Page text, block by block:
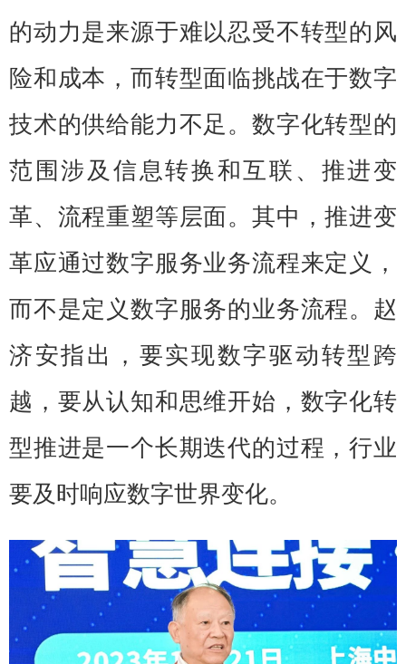
的动力是来源于难以忍受不转型的风
险和成本，而转型面临挑战在于数字
技术的供给能力不足。数字化转型的
范围涉及信息转换和互联、推进变
革、流程重塑等层面。其中，推进变
革应通过数字服务业务流程来定义，
而不是定义数字服务的业务流程。赵
济安指出，要实现数字驱动转型跨
越，要从认知和思维开始，数字化转
型推进是一个长期迭代的过程，行业
要及时响应数字世界变化。